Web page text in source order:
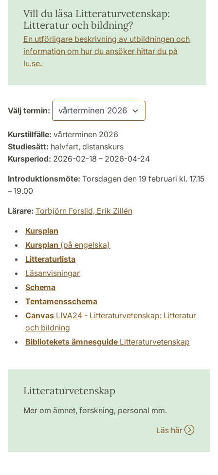
Vill du läsa Litteraturvetenskap:
Litteratur och bildning?
En utförligare beskrivning av utbildningen och
information om hur du ansöker hittar du på
lu.se.
Välj termin:
Kurstillfälle: vårterminen 2026
Studiesätt: halvfart, distanskurs
Kursperiod: 2026-02-18 – 2026-04-24
Introduktionsmöte: Torsdagen den 19 februari kl. 17.15
– 19.00
Lärare: Torbjörn Forslid, Erik Zillén
Kursplan
Kursplan (på engelska)
Litteraturlista
Läsanvisningar
Schema
Tentamensschema
Canvas LIVA24 - Litteraturvetenskap: Litteratur
och bildning
Bibliotekets ämnesguide Litteraturvetenskap
Litteraturvetenskap
Mer om ämnet, forskning, personal mm.
Läs här